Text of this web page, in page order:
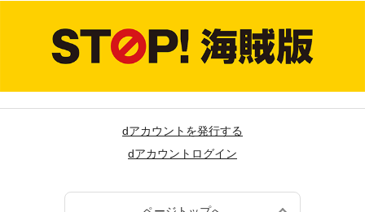
dアカウントを発行する
dアカウントログイン